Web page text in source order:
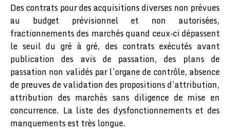
Des contrats pour des acquisitions diverses non prévues
au budget prévisionnel et non autorisées,
fractionnements des marchés quand ceux-ci dépassent
le seuil du gré à gré, des contrats exécutés avant
publication des avis de passation, des plans de
passation non validés par l’organe de contrôle, absence
de preuves de validation des propositions d’attribution,
attribution des marchés sans diligence de mise en
concurrence. La liste des dysfonctionnements et des
manquements est très longue.